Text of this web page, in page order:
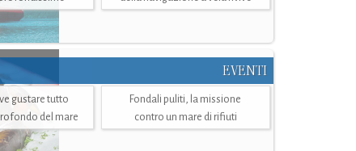
EVENTI
gustare tutto
del mare
Fondali puliti, la missione
contro un mare di rifiuti